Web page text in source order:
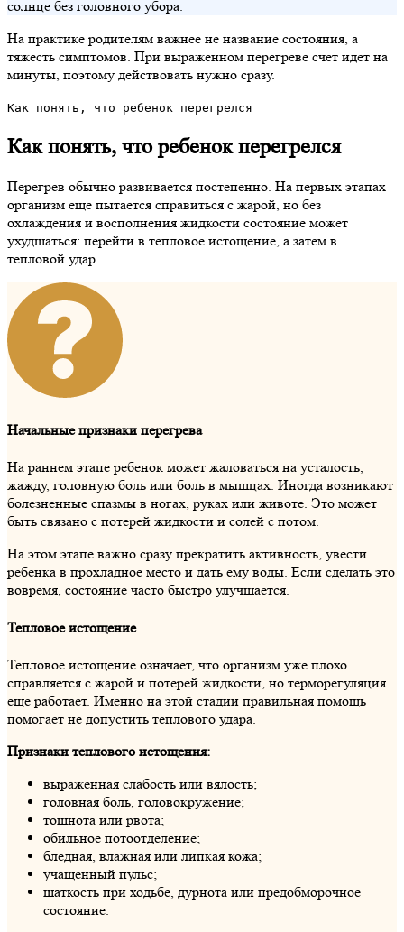
солнце без головного убора.
На практике родителям важнее не название состояния, а
тяжесть симптомов. При выраженном перегреве счет идет на
минуты, поэтому действовать нужно сразу.
Как понять, что ребенок перегрелся
Как понять, что ребенок перегрелся
Перегрев обычно развивается постепенно. На первых этапах
организм еще пытается справиться с жарой, но без
охлаждения и восполнения жидкости состояние может
ухудшаться: перейти в тепловое истощение, а затем в
тепловой удар.
Начальные признаки перегрева
На раннем этапе ребенок может жаловаться на усталость,
жажду, головную боль или боль в мышцах. Иногда возникают
болезненные спазмы в ногах, руках или животе. Это может
быть связано с потерей жидкости и солей с потом.
На этом этапе важно сразу прекратить активность, увести
ребенка в прохладное место и дать ему воды. Если сделать это
вовремя, состояние часто быстро улучшается.
Тепловое истощение
Тепловое истощение означает, что организм уже плохо
справляется с жарой и потерей жидкости, но терморегуляция
еще работает. Именно на этой стадии правильная помощь
помогает не допустить теплового удара.
Признаки теплового истощения:
выраженная слабость или вялость;
головная боль, головокружение;
тошнота или рвота;
обильное потоотделение;
бледная, влажная или липкая кожа;
учащенный пульс;
шаткость при ходьбе, дурнота или предобморочное
состояние.